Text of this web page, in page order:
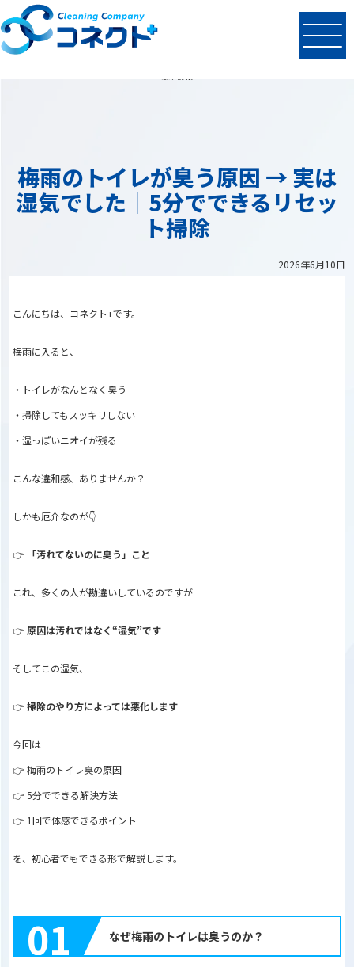
NEWS
梅雨のトイレが臭う原因 → 実は
湿気でした｜5分でできるリセッ
ト掃除
2026年6月10日
こんにちは、コネクト+です。
梅雨に入ると、
・トイレがなんとなく臭う
・掃除してもスッキリしない
・湿っぽいニオイが残る
こんな違和感、ありませんか？
しかも厄介なのが👇
👉 「汚れてないのに臭う」こと
これ、多くの人が勘違いしているのですが
👉原因は汚れではなく“湿気”です
そしてこの湿気、
👉掃除のやり方によっては悪化します
今回は
👉 梅雨のトイレ臭の原因
👉 5分でできる解決方法
👉 1回で体感できるポイント
を、初心者でもできる形で解説します。
01 なぜ梅雨のトイレは臭うのか？